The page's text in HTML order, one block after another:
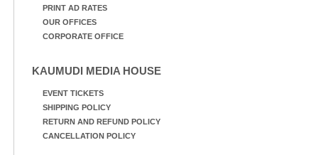
PRINT AD RATES
OUR OFFICES
CORPORATE OFFICE
KAUMUDI MEDIA HOUSE
EVENT TICKETS
SHIPPING POLICY
RETURN AND REFUND POLICY
CANCELLATION POLICY